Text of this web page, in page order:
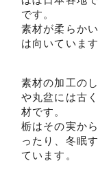
です。
素材が柔らか
は向いています
素材の加工の
や丸盆には古
材です。
栃はその実か
ったり、冬眠
ています。